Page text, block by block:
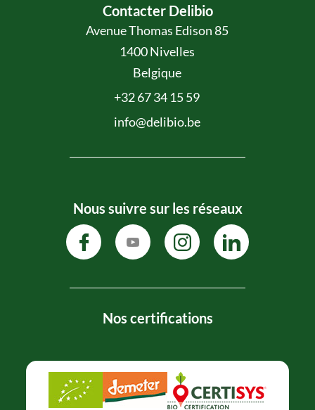
Contacter Delibio
Avenue Thomas Edison 85
1400 Nivelles
Belgique
+32 67 34 15 59
info@delibio.be
Nous suivre sur les réseaux
Nos certifications